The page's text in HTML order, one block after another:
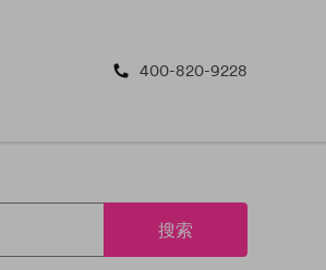
400-820-9228
搜索